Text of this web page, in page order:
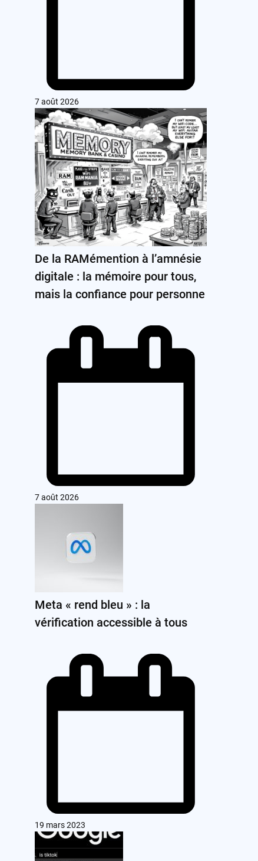
7 août 2026
De la RAMémention à l’amnésie
digitale : la mémoire pour tous,
mais la confiance pour personne
7 août 2026
Meta « rend bleu » : la
vérification accessible à tous
19 mars 2023